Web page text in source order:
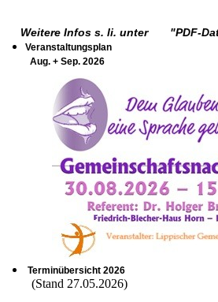
Weitere Infos s. li. unter "PDF-
Veranstaltungsplan
Aug. + Sep. 2026
Terminübersicht 2026
(Stand 27.05.2026)